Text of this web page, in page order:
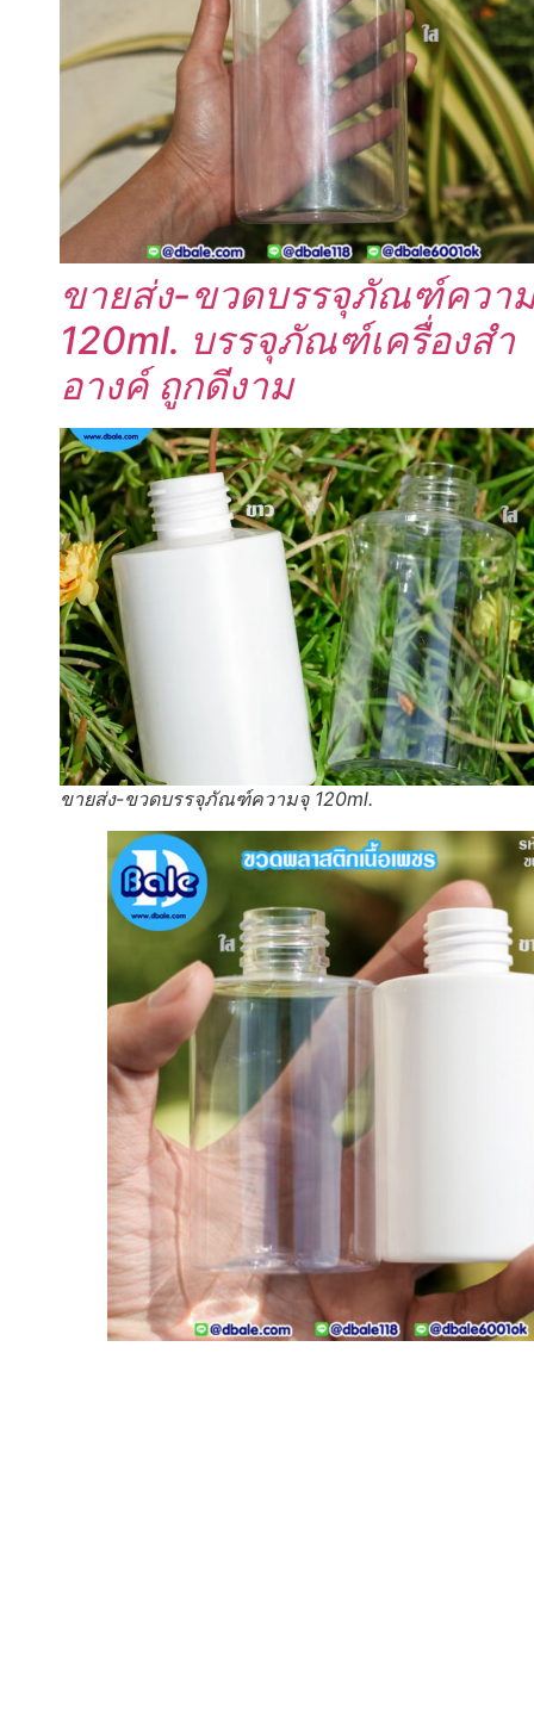
ขายส่ง-ขวดบรรจุภัณฑ์ควา
120ml. บรรจุภัณฑ์เครื่องสำ
อางค์ ถูกดีงาม
ขายส่ง-ขวดบรรจุภัณฑ์ความจุ 120ml.